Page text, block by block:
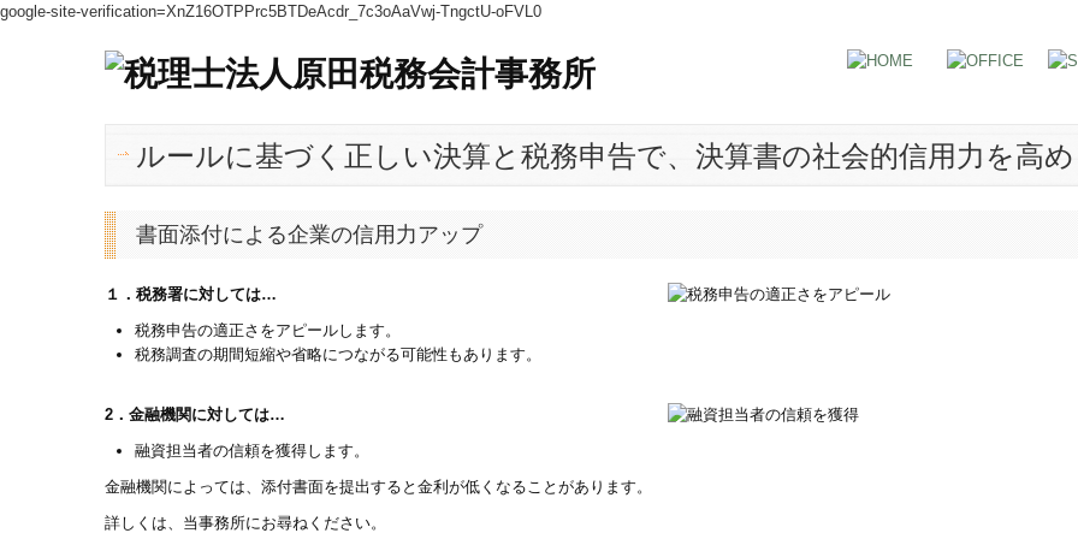
google-site-verification=XnZ16OTPPrc5BTDeAcdr_7c3oAaVwj-TngctU-oFVL0
ルールに基づく正しい決算と税務申告で、決算書の社会的信用力を高
書面添付による企業の信用力アップ
１．税務署に対しては…
税務申告の適正さをアピールします。
税務調査の期間短縮や省略につながる可能性もあります。
2．金融機関に対しては…
融資担当者の信頼を獲得します。
金融機関によっては、添付書面を提出すると金利が低くなることがあります。
詳しくは、当事務所にお尋ねください。